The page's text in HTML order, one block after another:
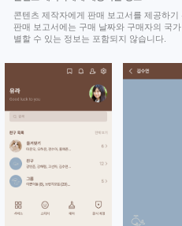
콘텐츠 제작자에게 판매 보고서를 제공하기
판매 보고서에는 구매 날짜와 구매자의 국
별할 수 있는 정보는 포함되지 않습니다.